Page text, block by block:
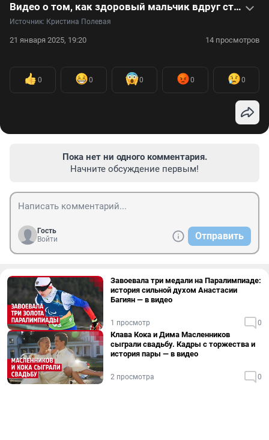
Видео о том, как здоровый мальчик вдруг стал инвалидом
Источник: Кристина Полевая
21 января 2025, 19:20 14 просмотров
0 0 0 0 0
Пока нет ни одного комментария.
Начните обсуждение первым!
Гость
Войти
Отправить
Завоевала три медали на Паралимпиаде:
история сильной духом Анастасии
Багиян — в видео
1 просмотр 0
Клава Кока и Дима Масленников
сыграли свадьбу. Кадры с торжества и
история пары — в видео
2 просмотра 0